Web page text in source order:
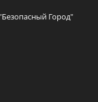
Город"